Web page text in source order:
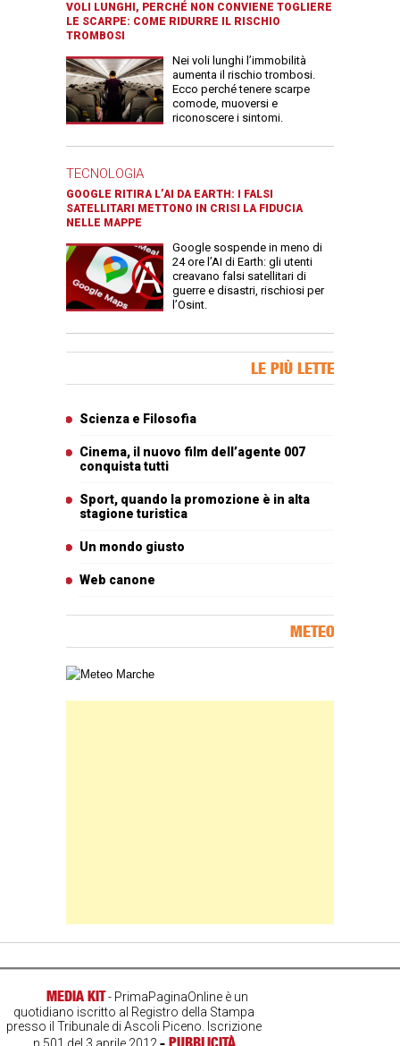
VOLI LUNGHI, PERCHÉ NON CONVIENE TOGLIERE
LE SCARPE: COME RIDURRE IL RISCHIO
TROMBOSI
Nei voli lunghi l’immobilità
aumenta il rischio trombosi.
Ecco perché tenere scarpe
comode, muoversi e
riconoscere i sintomi.
TECNOLOGIA
GOOGLE RITIRA L’AI DA EARTH: I FALSI
SATELLITARI METTONO IN CRISI LA FIDUCIA
NELLE MAPPE
Google sospende in meno di
24 ore l’AI di Earth: gli utenti
creavano falsi satellitari di
guerre e disastri, rischiosi per
l’Osint.
LE PIÙ LETTE
Scienza e Filosofia
Cinema, il nuovo film dell’agente 007
conquista tutti
Sport, quando la promozione è in alta
stagione turistica
Un mondo giusto
Web canone
METEO
Carta meteorologica delle Marche
MEDIA KIT- PrimaPaginaOnline è un
quotidiano iscritto al Registro della Stampa
presso il Tribunale di Ascoli Piceno. Iscrizione